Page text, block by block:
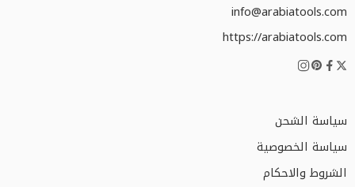
info@arabiatools.com
https://arabiatools.com
سياسة الشحن
سياسة الخصوصية
الشروط والاحكام